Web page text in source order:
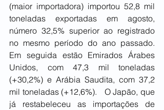
(maior importadora) importou 52,8 mil
toneladas exportadas em agosto,
número 32,5% superior ao registrado
no mesmo período do ano passado.
Em seguida estão Emirados Árabes
Unidos, com 47,3 mil toneladas
(+30,2%) e Arábia Saudita, com 37,2
mil toneladas (+12,6%).   O Japão, que
já restabeleceu as importações de